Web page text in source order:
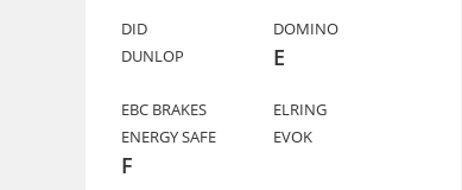
DID
DOMINO
DUNLOP
E
EBC BRAKES
ELRING
ENERGY SAFE
EVOK
F